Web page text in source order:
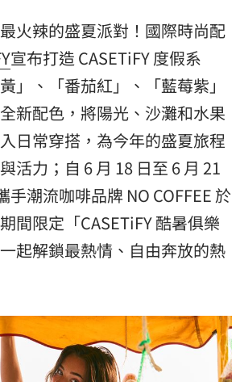
火辣的盛夏派對！國際時尚配
宣布打造 CASETiFY 度假系
」、「番茄紅」、「藍莓紫」
全新配色，將陽光、沙灘和水果
日常穿搭，為今年的盛夏旅程
活力；自 6 月 18 日至 6 月 21
手潮流咖啡品牌 NO COFFEE 於
間限定「CASETiFY 酷暑俱樂
起解鎖最熱情、自由奔放的熱